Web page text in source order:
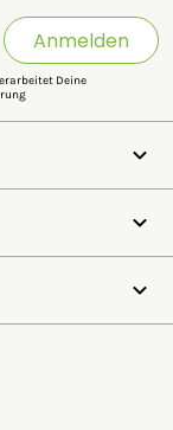
Anmelden
Deine